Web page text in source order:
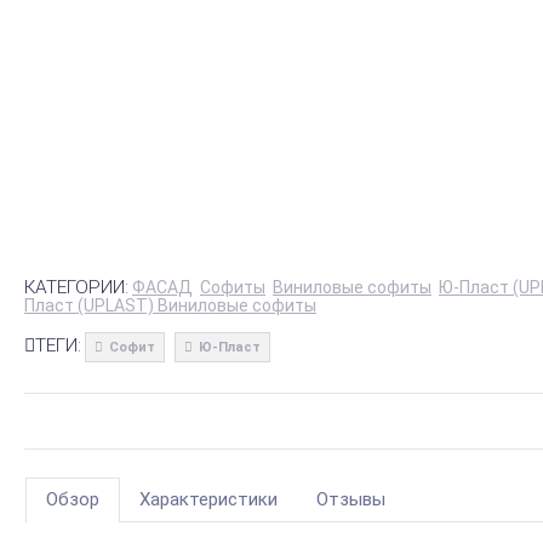
КАТЕГОРИИ: ФАСАД Софиты Виниловые софиты Ю-Пласт
Пласт (UPLAST) Виниловые софиты
ТЕГИ: Софит Ю-Пласт
Обзор Характеристики Отзывы